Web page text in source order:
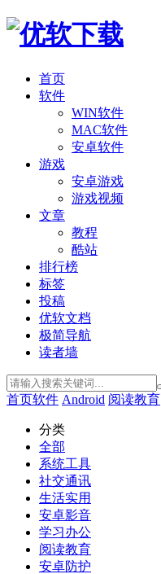
首页
软件
WIN软件
MAC软件
安卓软件
游戏
安卓游戏
游戏视频
文章
教程
酷站
排行榜
标签
投稿
优软文档
极简导航
读者墙
首页软件 Android 阅读教育
分类
全部
系统工具
社交通讯
生活实用
安卓影音
学习办公
阅读教育
安卓防护